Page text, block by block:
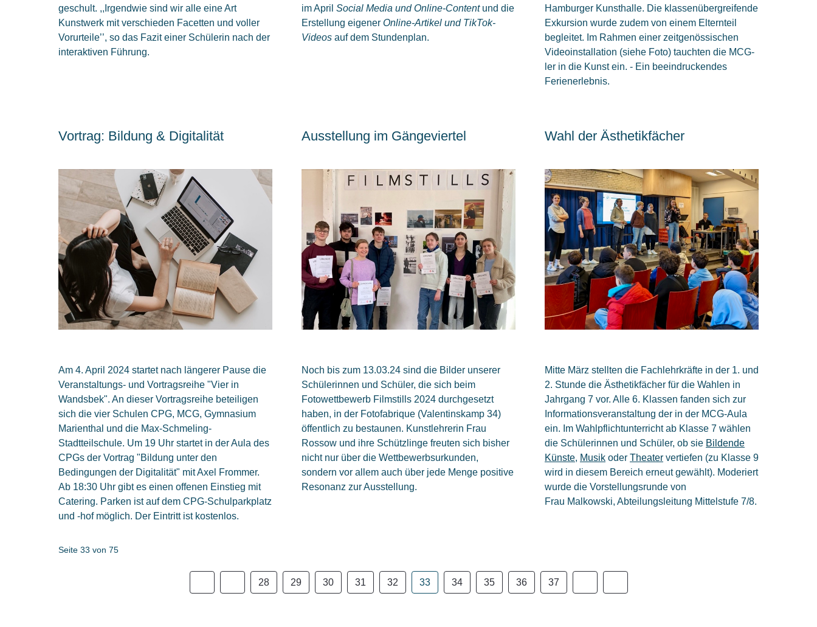
geschult. ,,Irgendwie sind wir alle eine Art
Kunstwerk mit verschieden Facetten und voller
Vorurteile’’, so das Fazit einer Schülerin nach der
interaktiven Führung.
im April Social Media und Online-Contentund die
Erstellung eigener Online-Artikel und TikTok-
Videos auf dem Stundenplan.
Hamburger Kunsthalle. Die klassenübergreifende
Exkursion wurde zudem von einem Elternteil
begleitet. Im Rahmen einer zeitgenössischen
Videoinstallation (siehe Foto) tauchten die MCG-
ler in die Kunst ein. - Ein beeindruckendes
Ferienerlebnis.
Vortrag: Bildung & Digitalität
Am 4. April 2024 startet nach längerer Pause die
Veranstaltungs- und Vortragsreihe "Vier in
Wandsbek". An dieser Vortragsreihe beteiligen
sich die vier Schulen CPG, MCG, Gymnasium
Marienthal und die Max-Schmeling-
Stadtteilschule. Um 19 Uhr startet in der Aula des
CPGs der Vortrag "Bildung unter den
Bedingungen der Digitalität" mit Axel Frommer.
Ab 18:30 Uhr gibt es einen offenen Einstieg mit
Catering. Parken ist auf dem CPG-Schulparkplatz
und -hof möglich. Der Eintritt ist kostenlos.
Ausstellung im Gängeviertel
Noch bis zum 13.03.24 sind die Bilder unserer
Schülerinnen und Schüler, die sich beim
Fotowettbewerb Filmstills 2024 durchgesetzt
haben, in der Fotofabrique (Valentinskamp 34)
öffentlich zu bestaunen. Kunstlehrerin Frau
Rossow und ihre Schützlinge freuten sich bisher
nicht nur über die Wettbewerbsurkunden,
sondern vor allem auch über jede Menge positive
Resonanz zur Ausstellung.
Wahl der Ästhetikfächer
Mitte März stellten die Fachlehrkräfte in der 1. und
2. Stunde die Ästhetikfächer für die Wahlen in
Jahrgang 7 vor. A lle 6. Klassen fanden sich zur
Informationsveranstaltung der in der MCG-Aula
ein. Im Wahlpflichtunterricht ab Klasse 7 wählen
die Schülerinnen und Schüler, ob sie Bildende
Künste, Musik oder Theater vertiefen (zu Klasse 9
wird in diesem Bereich erneut gewählt). Moderiert
wurde die Vorstellungsrunde von
Frau Malkowski, Abteilungsleitung Mittelstufe 7/8.
Seite 33 von 75
28 29 30 31 32 33 34 35 36 37